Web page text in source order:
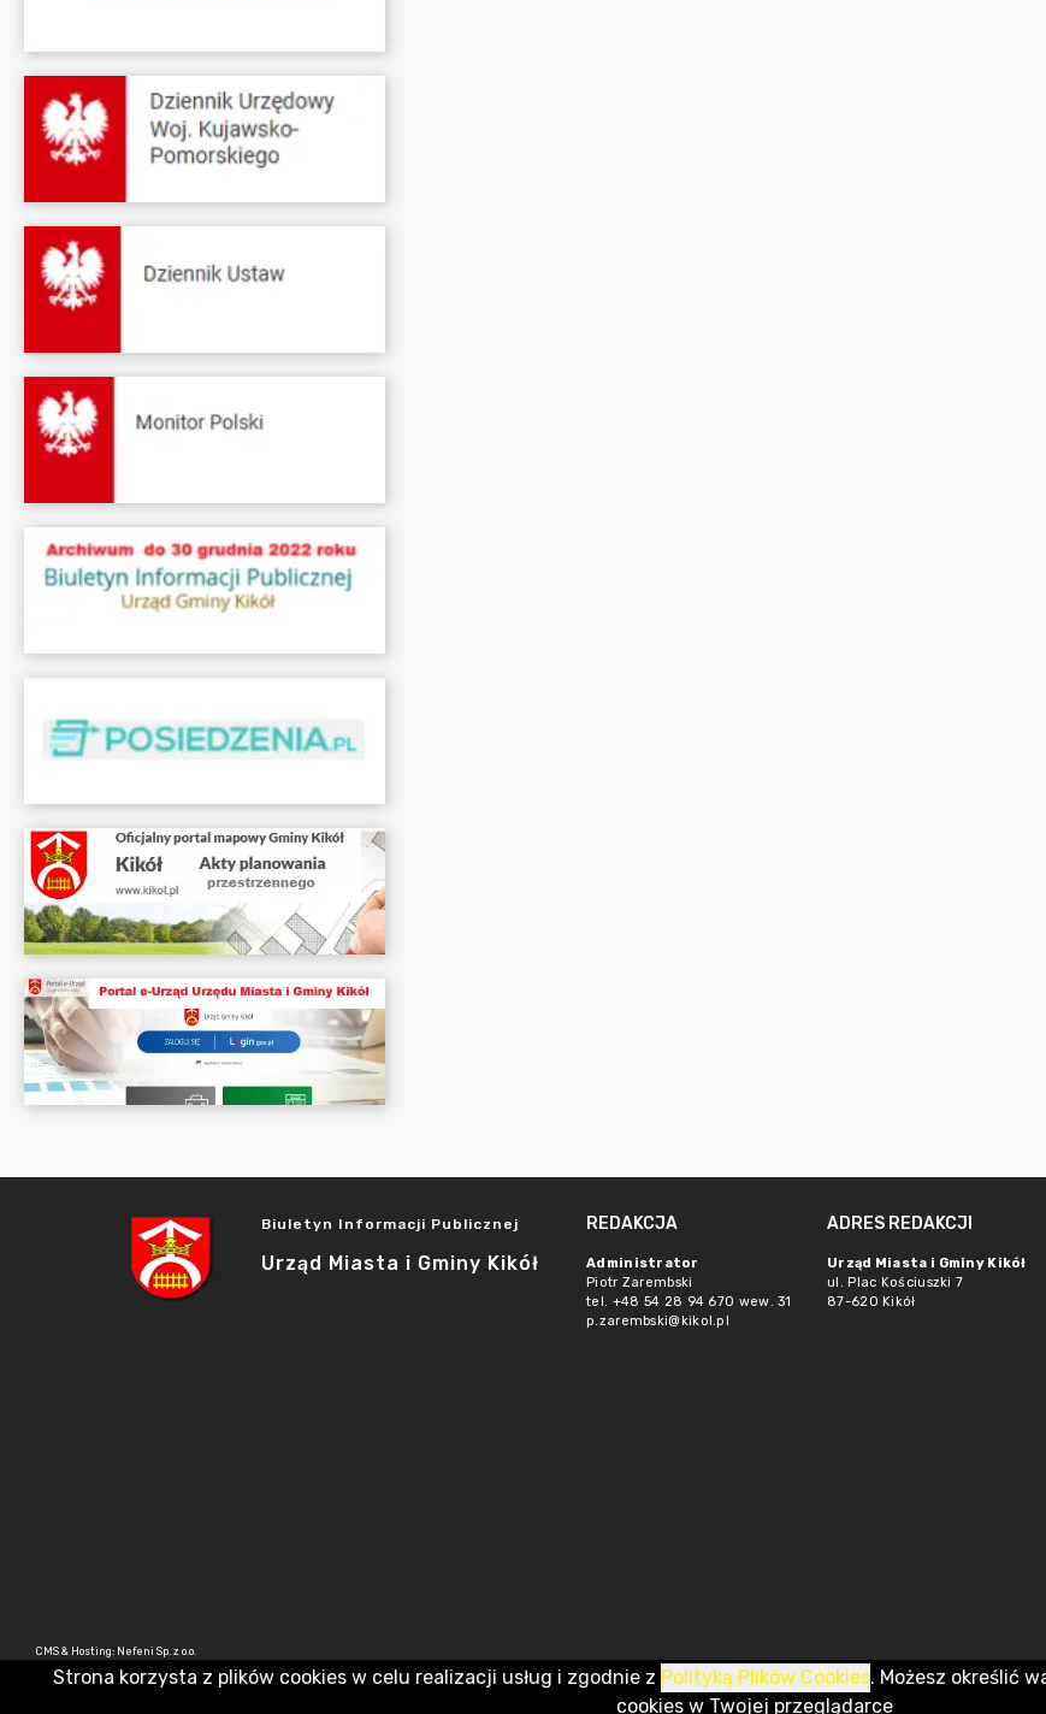
Biuletyn Informacji Publicznej
Urząd Miasta i Gminy Kikół
REDAKCJA
Administrator
Piotr Zarembski
tel. +48 54 28 94 670 wew. 31
p.zarembski@kikol.pl
ADRES REDAKCJI
Urząd Miasta i Gminy Kikół
ul. Plac Kościuszki 7
87-620 Kikół
CMS & Hosting: Nefeni Sp. z o.o.
Strona korzysta z plików cookies w celu realizacji usług i zgodnie z Polityką Plików Cookies. Możesz określić
cookies w Twojej przeglądarce